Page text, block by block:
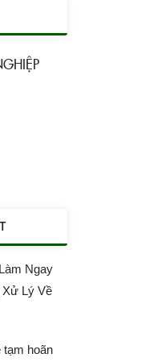
Ngay
Lý Về
tạm hoãn